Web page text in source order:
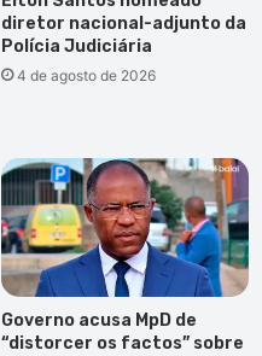
diretor nacional-adjunto da
Polícia Judiciária
4 de agosto de 2026
Governo acusa MpD de
“distorcer os factos” sobre